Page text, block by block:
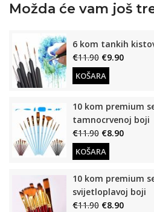
Možda će vam još
6 kom tankih
€11.90 €9.90
KOŠARA
10 kom premium
tamnocrvenoj boji
€11.90 €8.90
KOŠARA
10 kom premium
svijetloplavoj boji
€11.90 €8.90